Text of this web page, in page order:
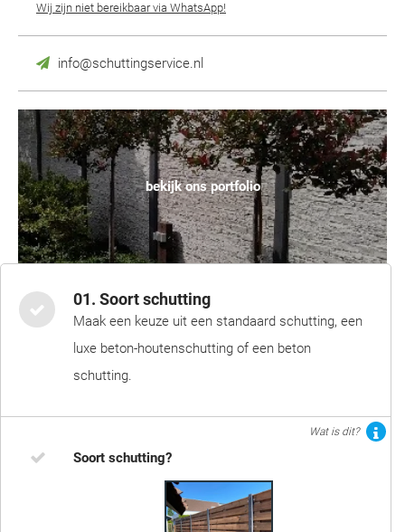
Wij zijn niet bereikbaar via WhatsApp!
info@schuttingservice.nl
bekijk ons portfolio
01. Soort schutting
Maak een keuze uit een standaard schutting, een
luxe beton-houtenschutting of een beton
schutting.
Wat is dit?
Soort schutting?